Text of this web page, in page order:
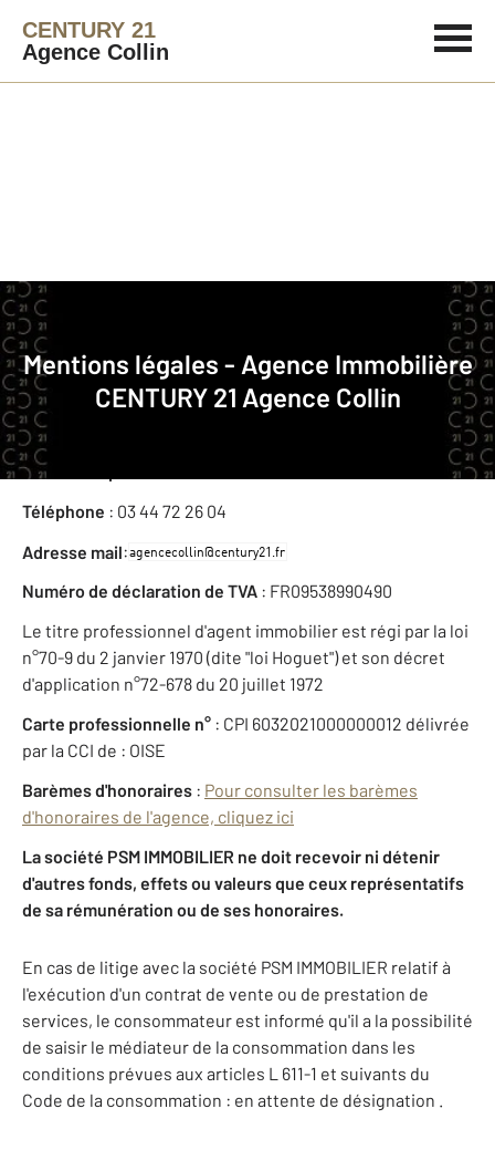
CENTURY 21
Agence Collin
Mentions légales - Agence Immobilière
CENTURY 21 Agence Collin
La société
Nom commercial
: CENTURY 21 Agence Collin
Raison sociale: PSM IMMOBILIER
RCS
SARL au capital de
Téléphone : 03 44 72 26 04
Adresse mail:
Numéro de déclaration de TVA : FR09538990490
Le titre professionnel d'agent immobilier est régi par la loi
n°70-9 du 2 janvier 1970 (dite "loi Hoguet") et son décret
d'application n°72-678 du 20 juillet 1972
Carte professionnelle n° : CPI 6032021000000012 délivrée
par la CCI de : OISE
Barèmes d'honoraires : Pour consulter les barèmes
d'honoraires de l'agence, cliquez ici
La société PSM IMMOBILIER ne doit recevoir ni détenir
d'autres fonds, effets ou valeurs que ceux représentatifs
de sa rémunération ou de ses honoraires.
En cas de litige avec la société PSM IMMOBILIER relatif à
l'exécution d'un contrat de vente ou de prestation de
services, le consommateur est informé qu'il a la possibilité
de saisir le médiateur de la consommation dans les
conditions prévues aux articles L 611-1 et suivants du
Code de la consommation : en attente de désignation .